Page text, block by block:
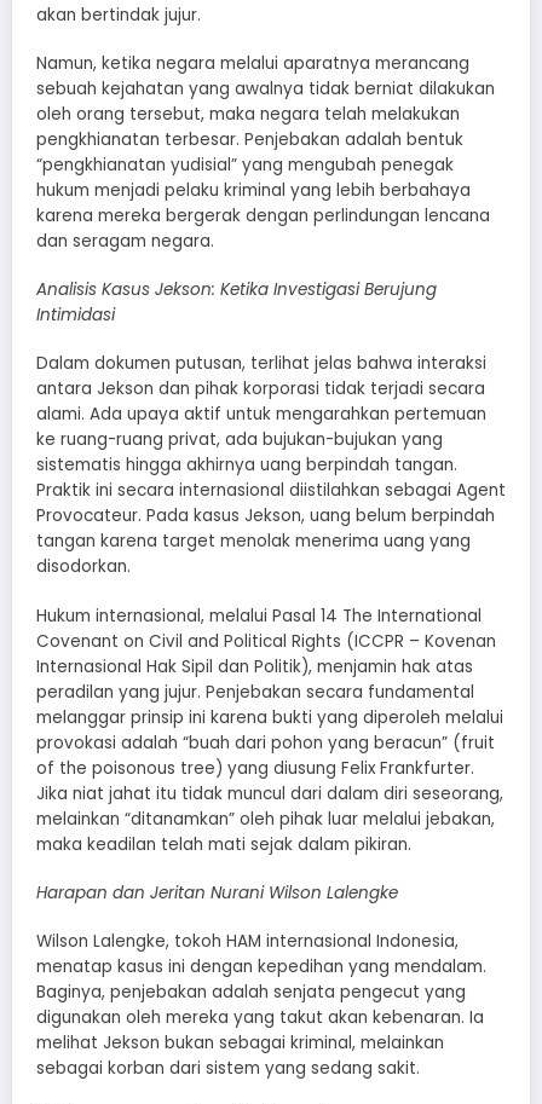
akan bertindak jujur.
Namun, ketika negara melalui aparatnya merancang
sebuah kejahatan yang awalnya tidak berniat dilakukan
oleh orang tersebut, maka negara telah melakukan
pengkhianatan terbesar. Penjebakan adalah bentuk
“pengkhianatan yudisial” yang mengubah penegak
hukum menjadi pelaku kriminal yang lebih berbahaya
karena mereka bergerak dengan perlindungan lencana
dan seragam negara.
Analisis Kasus Jekson: Ketika Investigasi Berujung
Intimidasi
Dalam dokumen putusan, terlihat jelas bahwa interaksi
antara Jekson dan pihak korporasi tidak terjadi secara
alami. Ada upaya aktif untuk mengarahkan pertemuan
ke ruang-ruang privat, ada bujukan-bujukan yang
sistematis hingga akhirnya uang berpindah tangan.
Praktik ini secara internasional diistilahkan sebagai Agent
Provocateur. Pada kasus Jekson, uang belum berpindah
tangan karena target menolak menerima uang yang
disodorkan.
Hukum internasional, melalui Pasal 14 The International
Covenant on Civil and Political Rights (ICCPR – Kovenan
Internasional Hak Sipil dan Politik), menjamin hak atas
peradilan yang jujur. Penjebakan secara fundamental
melanggar prinsip ini karena bukti yang diperoleh melalui
provokasi adalah “buah dari pohon yang beracun” (fruit
of the poisonous tree) yang diusung Felix Frankfurter.
Jika niat jahat itu tidak muncul dari dalam diri seseorang,
melainkan “ditanamkan” oleh pihak luar melalui jebakan,
maka keadilan telah mati sejak dalam pikiran.
Harapan dan Jeritan Nurani Wilson Lalengke
Wilson Lalengke, tokoh HAM internasional Indonesia,
menatap kasus ini dengan kepedihan yang mendalam.
Baginya, penjebakan adalah senjata pengecut yang
digunakan oleh mereka yang takut akan kebenaran. Ia
melihat Jekson bukan sebagai kriminal, melainkan
sebagai korban dari sistem yang sedang sakit.